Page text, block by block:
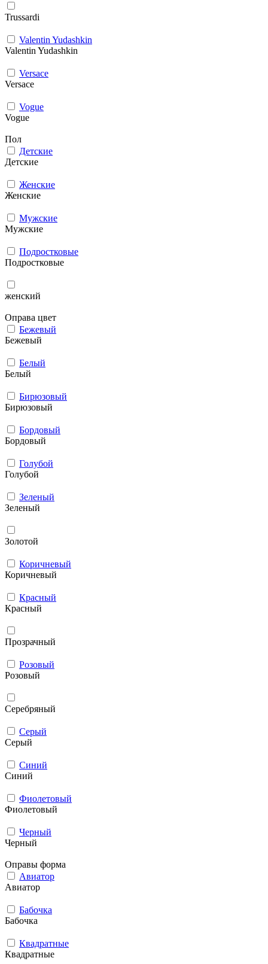
Trussardi
Valentin Yudashkin
Valentin Yudashkin
Versace
Versace
Vogue
Vogue
Пол
Детские
Детские
Женские
Женские
Мужcкие
Мужcкие
Подростковые
Подростковые
женский
Оправа цвет
Бежевый
Бежевый
Белый
Белый
Бирюзовый
Бирюзовый
Бордовый
Бордовый
Голубой
Голубой
Зеленый
Зеленый
Золотой
Коричневый
Коричневый
Красный
Красный
Прозрачный
Розовый
Розовый
Серебряный
Серый
Серый
Синий
Синий
Фиолетовый
Фиолетовый
Черный
Черный
Оправы форма
Авиатор
Авиатор
Бабочка
Бабочка
Квадратные
Квадратные